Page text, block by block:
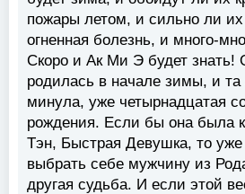
пожары летом, и сильно ли
огненная болезнь, и много-
Скоро и Ак Ми Э будет знать!
родилась в начале зимы, и та
минула, уже четырнадцатая
рождения. Если бы она была
Тэн, Быстрая Девушка, то
выбрать себе мужчину из
другая судьба. И если этой